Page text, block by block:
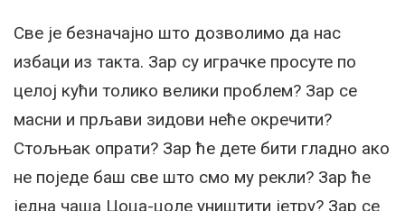
Све је безначајно што дозволимо да нас
избаци из такта. Зар су играчке просуте по
целој кући толико велики проблем? Зар се
масни и прљави зидови неће окречити?
Стољњак опрати? Зар ће дете бити гладно ако
не поједе баш све што смо му рекли? Зар ће
једна чаша Цоца-цоле уништити јетру? Зар се